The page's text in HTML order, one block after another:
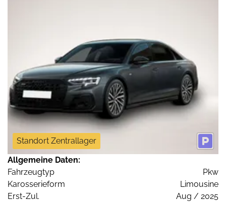
Standort Zentrallager
Allgemeine Daten:
Fahrzeugtyp
Pkw
Karosserieform
Limousine
Erst-Zul.
Aug / 2025